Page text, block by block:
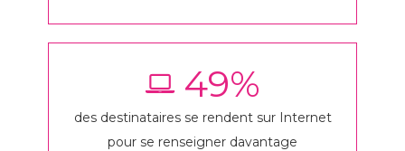
49%
des destinataires se rendent sur Internet
pour se renseigner davantage